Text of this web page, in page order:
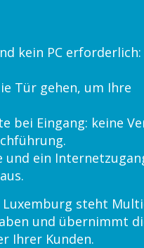
kein PC erforderlich:
Tür gehen, um Ihre
bei Eingang: keine
und ein
steht
und übernimmt
Ihrer Kunden.